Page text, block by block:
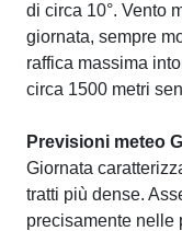
di circa 10°. Vento
giornata, sempre
raffica massima
circa 1500 metri
Previsioni meteo
Giornata
tratti più dense.
precisamente nelle